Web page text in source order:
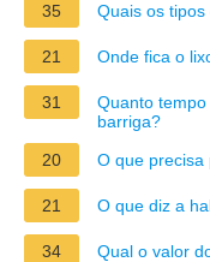
35 Quais os
21 Onde fica o
31
Quanto
barriga?
20
O que precisa
21 O que diz a
34 Qual o valor